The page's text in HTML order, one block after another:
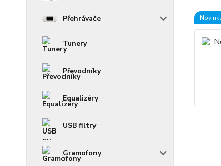
Přehrávače
Tunery
Převodníky
Equalizéry
USB filtry
Gramofony